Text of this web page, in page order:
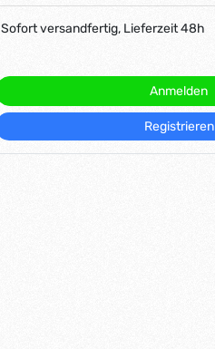
Sofort versandfertig, Lieferzeit 48h
Anmelden
Registrieren